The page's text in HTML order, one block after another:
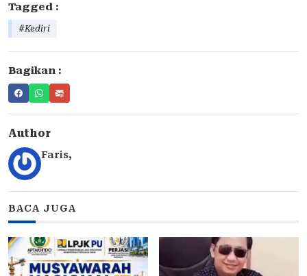
Tagged :
#Kediri
Bagikan :
Author
Faris,
BACA JUGA